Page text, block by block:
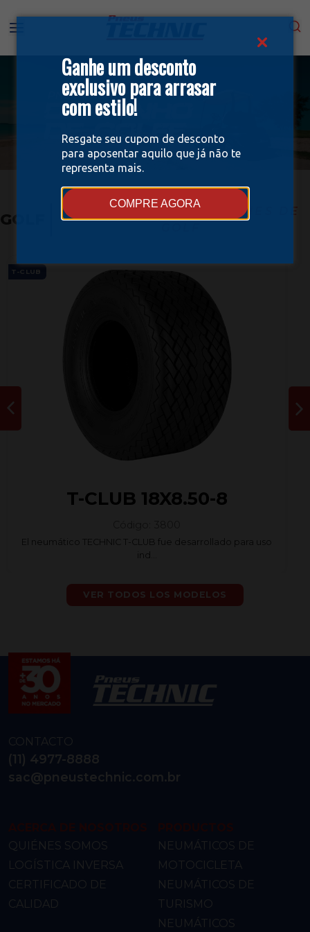
Ganhe um desconto
exclusivo para arrasar
com estilo!
Resgate seu cupom de desconto
para aposentar aquilo que já não te
representa mais.
COMPRE AGORA
GOLF
NEUMÁTICOS PARA COCHES DE
T-CLUB
T-CLUB 18X8.50-8
El neumático TECHNIC T-CLUB fue desarrollado para uso
ind...
VER TODOS LOS MODELOS
CONTACTO
(11) 4977-8888
sac@pneustechnic.com.br
QUIÉNES SOMOS
LOGÍSTICA INVERSA
CERTIFICADO DE
CALIDAD
NEUMÁTICOS DE
MOTOCICLETA
NEUMÁTICOS DE
TURISMO
NEUMÁTICOS